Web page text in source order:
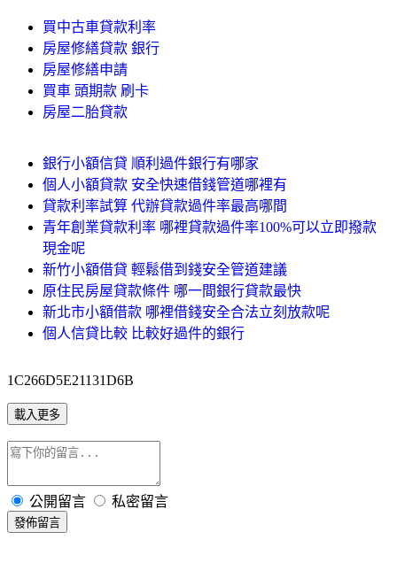
買中古車貸款利率
房屋修繕貸款 銀行
房屋修繕申請
買車 頭期款 刷卡
房屋二胎貸款
銀行小額信貸 順利過件銀行有哪家
個人小額貸款 安全快速借錢管道哪裡有
貸款利率試算 代辦貸款過件率最高哪間
青年創業貸款利率 哪裡貸款過件率100%可以立即撥款
現金呢
新竹小額借貸 輕鬆借到錢安全管道建議
原住民房屋貸款條件 哪一間銀行貸款最快
新北市小額借款 哪裡借錢安全合法立刻放款呢
個人信貸比較 比較好過件的銀行
1C266D5E21131D6B
載入更多
公開留言 私密留言
發佈留言